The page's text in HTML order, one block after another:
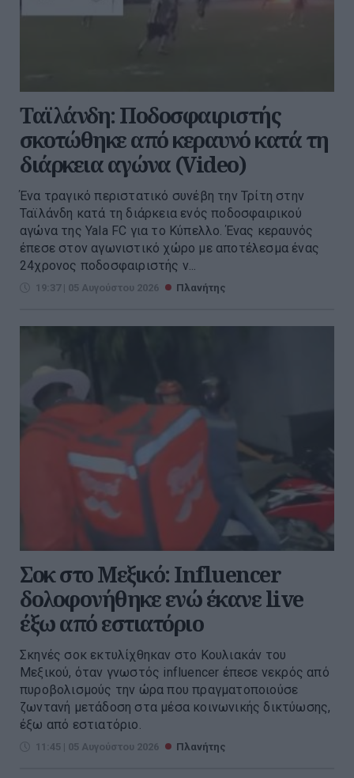
Ταϊλάνδη: Ποδοσφαιριστής
σκοτώθηκε από κεραυνό κατά τη
διάρκεια αγώνα (Video)
Ένα τραγικό περιστατικό συνέβη την Τρίτη στην
Ταϊλάνδη κατά τη διάρκεια ενός ποδοσφαιρικού
αγώνα της Yala FC για το Κύπελλο. Ένας κεραυνός
έπεσε στον αγωνιστικό χώρο με αποτέλεσμα ένας
24χρονος ποδοσφαιριστής ν...
19:37 | 05 Αυγούστου 2026 Πλανήτης
Σοκ στο Μεξικό: Influencer
δολοφονήθηκε ενώ έκανε live
έξω από εστιατόριο
Σκηνές σοκ εκτυλίχθηκαν στο Κουλιακάν του
Μεξικού, όταν γνωστός influencer έπεσε νεκρός από
πυροβολισμούς την ώρα που πραγματοποιούσε
ζωντανή μετάδοση στα μέσα κοινωνικής δικτύωσης,
έξω από εστιατόριο.
11:45 | 05 Αυγούστου 2026 Πλανήτης